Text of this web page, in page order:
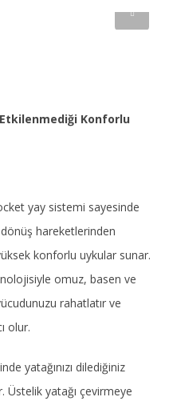
Konforlu
yay sistemi sayesinde
hareketlerinden
konforlu uykular sunar.
omuz, basen ve
rahatlatır ve
olur.
yatağınızı dilediğiniz
Üstelik yatağı çevirmeye